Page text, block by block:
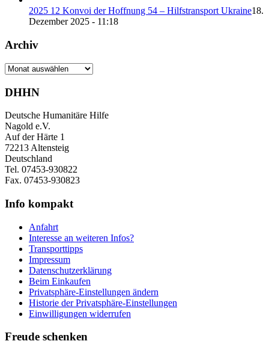
2025 12 Konvoi der Hoffnung 54 – Hilfstransport Ukraine18.
Dezember 2025 - 11:18
Archiv
Archiv
DHHN
Deutsche Humanitäre Hilfe
Nagold e.V.
Auf der Härte 1
72213 Altensteig
Deutschland
Tel. 07453-930822
Fax. 07453-930823
Info kompakt
Anfahrt
Interesse an weiteren Infos?
Transporttipps
Impressum
Datenschutzerklärung
Beim Einkaufen
Privatsphäre-Einstellungen ändern
Historie der Privatsphäre-Einstellungen
Einwilligungen widerrufen
Freude schenken